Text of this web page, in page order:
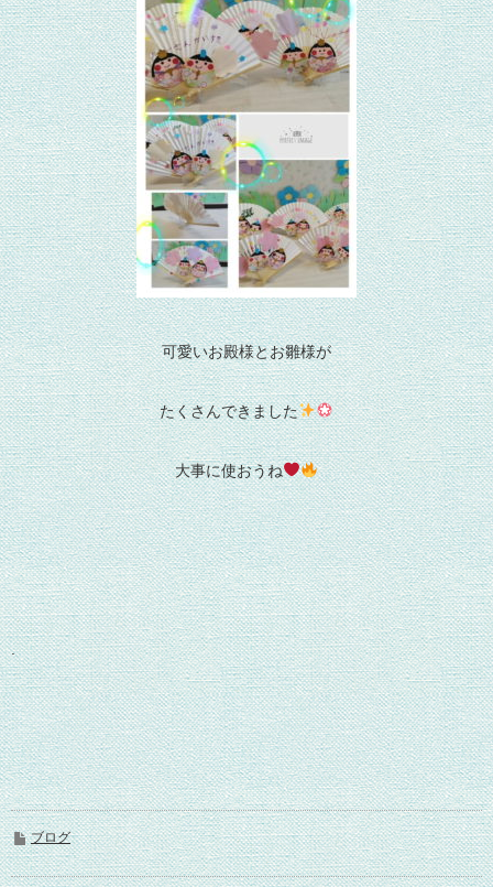
可愛いお殿様とお雛様が
たくさんできました
大事に使おうね
.
ブログ